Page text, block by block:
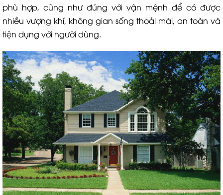
phù hợp, cũng như đúng với vận mệnh để có được
nhiều vượng khí, không gian sống thoải mái, an toàn và
tiện dụng với người dùng.